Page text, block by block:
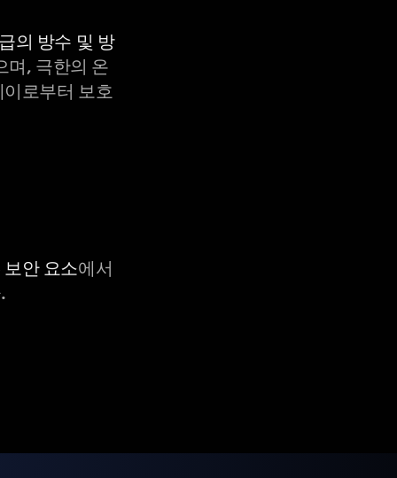
의 방수 및 방
며, 극한의 온
이로부터 보호
안 요소에서